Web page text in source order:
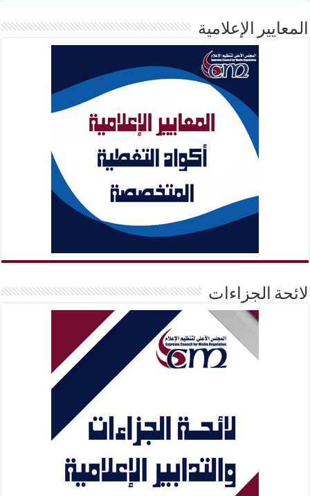
المعايير الإعلامية
لائحة الجزاءات